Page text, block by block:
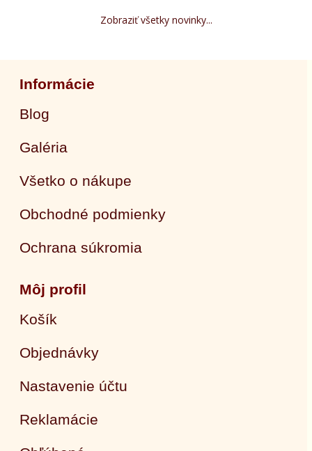
Zobraziť všetky novinky...
Informácie
Blog
Galéria
Všetko o nákupe
Obchodné podmienky
Ochrana súkromia
Môj profil
Košík
Objednávky
Nastavenie účtu
Reklamácie